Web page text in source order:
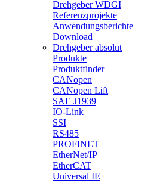
Drehgeber WDGI
Referenzprojekte
Anwendungsberichte
Download
Drehgeber absolut
Produkte
Produktfinder
CANopen
CANopen Lift
SAE J1939
IO-Link
SSI
RS485
PROFINET
EtherNet/IP
EtherCAT
Universal IE